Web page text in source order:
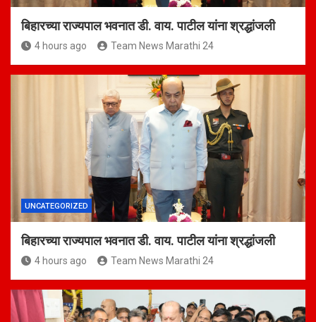
बिहारच्या राज्यपाल भवनात डी. वाय. पाटील यांना श्रद्धांजली
4 hours ago Team News Marathi 24
UNCATEGORIZED
बिहारच्या राज्यपाल भवनात डी. वाय. पाटील यांना श्रद्धांजली
4 hours ago Team News Marathi 24